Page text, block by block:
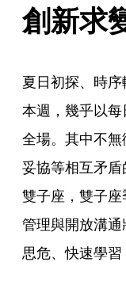
創新求
夏日初探、時
本週，幾乎以
全場。其中不
妥協等相互矛
雙子座，雙子
管理與開放溝
思危、快速學習